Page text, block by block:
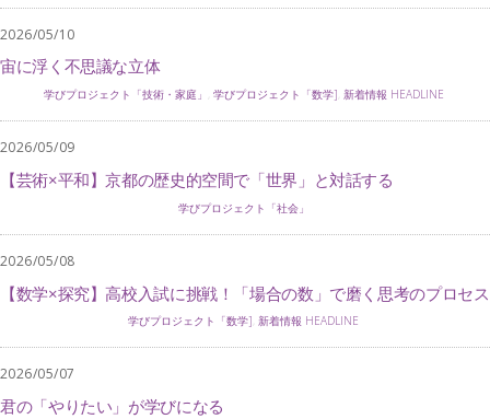
2026/05/10
宙に浮く不思議な立体
学びプロジェクト「技術・家庭」 学びプロジェクト「数学] 新着情報 HEADLINE
2026/05/09
【芸術×平和】京都の歴史的空間で「世界」と対話する
学びプロジェクト「社会」
2026/05/08
【数学×探究】高校入試に挑戦！「場合の数」で磨く思考のプロセス
学びプロジェクト「数学] 新着情報 HEADLINE
2026/05/07
君の「やりたい」が学びになる